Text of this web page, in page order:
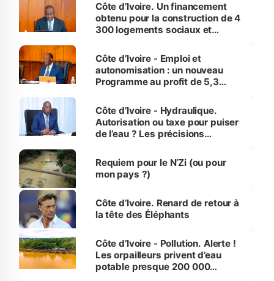
Côte d’Ivoire. Un financement
obtenu pour la construction de 4
300 logements sociaux et
et Yamoussoukro
Côte d’Ivoire - Emploi et
autonomisation : un nouveau
Programme au profit de 5,3
Côte d’Ivoire - Hydraulique.
Autorisation ou taxe pour puiser
de l’eau ? Les précisions
Requiem pour le N’Zi (ou pour
mon pays ?)
Côte d’Ivoire. Renard de retour à
la tête des Éléphants
Côte d’Ivoire - Pollution. Alerte !
Les orpailleurs privent d’eau
potable presque 200 000